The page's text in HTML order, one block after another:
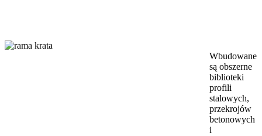
Wbudowane
są obszerne
biblioteki
profili
stalowych,
przekrojów
betonowych
i